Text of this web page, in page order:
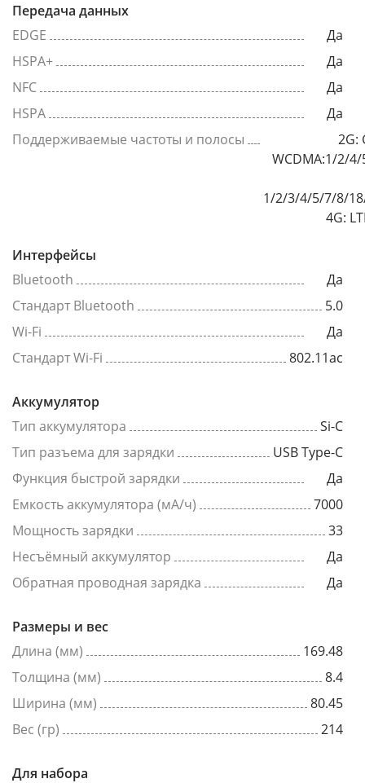
Передача данных
EDGE
Да
HSPA+
Да
NFC
Да
HSPA
Да
Поддерживаемые частоты и полосы
2G:
WCDMA:1/2/
1/2/3/4/5/7/8/
4G:
Интерфейсы
Bluetooth
Да
Стандарт Bluetooth
5.0
Wi-Fi
Да
Стандарт Wi-Fi
802.11ac
Аккумулятор
Тип аккумулятора
Si-C
Тип разъема для зарядки
USB Type-C
Функция быстрой зарядки
Да
Емкость аккумулятора (мА/ч)
7000
Мощность зарядки
33
Несъёмный аккумулятор
Да
Обратная проводная зарядка
Да
Размеры и вес
Длина (мм)
169.48
Толщина (мм)
8.4
Ширина (мм)
80.45
Вес (гр)
214
Для набора